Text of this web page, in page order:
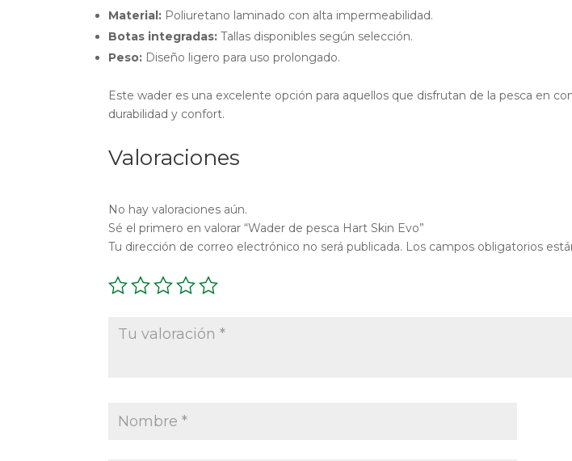
Material: Poliuretano laminado con alta impermeabilidad.
Botas integradas: Tallas disponibles según selección.
Peso: Diseño ligero para uso prolongado.
Este wader es una excelente opción para aquellos que disfrutan de la pesca en
durabilidad y confort.
Valoraciones
No hay valoraciones aún.
Sé el primero en valorar “Wader de pesca Hart Skin Evo”
Tu dirección de correo electrónico no será publicada. Los campos obligatorios